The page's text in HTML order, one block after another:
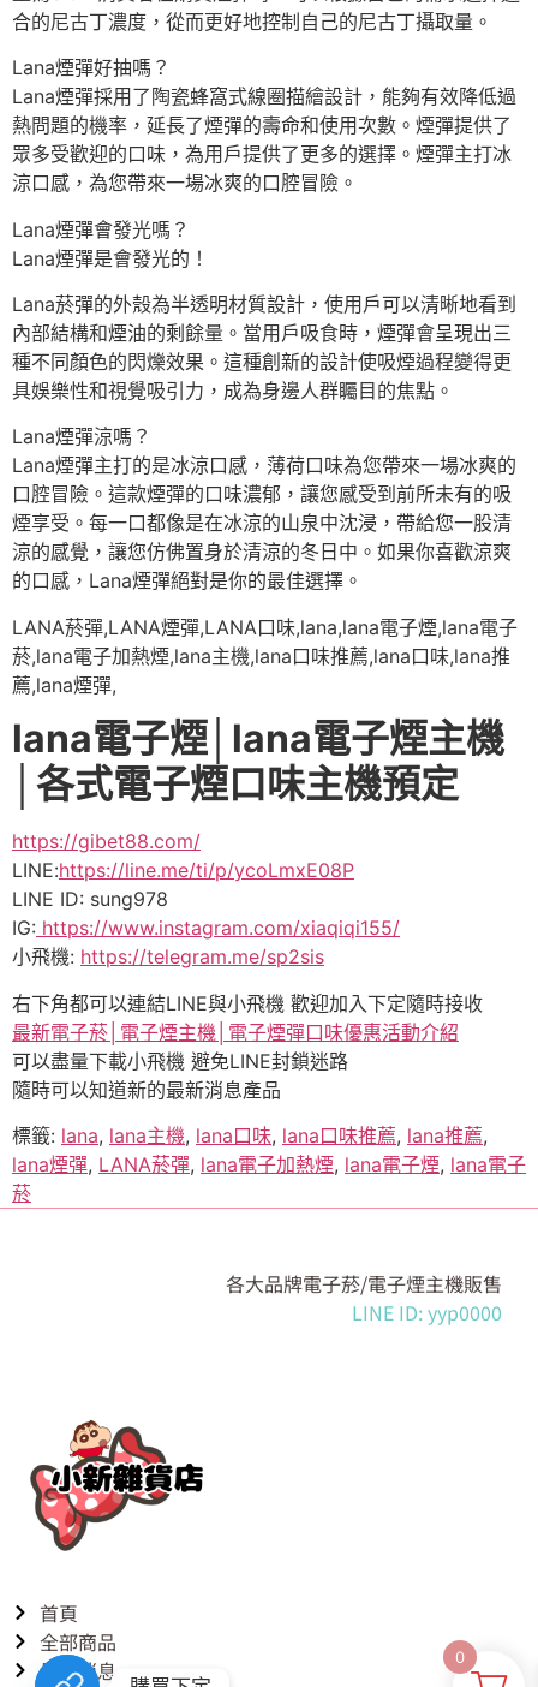
合的尼古丁濃度，從而更好地控制自己的尼古丁攝取量。
Lana煙彈好抽嗎？
Lana煙彈採用了陶瓷蜂窩式線圈描繪設計，能夠有效降低過
熱問題的機率，延長了煙彈的壽命和使用次數。煙彈提供了
眾多受歡迎的口味，為用戶提供了更多的選擇。煙彈主打冰
涼口感，為您帶來一場冰爽的口腔冒險。
Lana煙彈會發光嗎？
Lana煙彈是會發光的！
Lana菸彈的外殼為半透明材質設計，使用戶可以清晰地看到
內部結構和煙油的剩餘量。當用戶吸食時，煙彈會呈現出三
種不同顏色的閃爍效果。這種創新的設計使吸煙過程變得更
具娛樂性和視覺吸引力，成為身邊人群矚目的焦點。
Lana煙彈涼嗎？
Lana煙彈主打的是冰涼口感，薄荷口味為您帶來一場冰爽的
口腔冒險。這款煙彈的口味濃郁，讓您感受到前所未有的吸
煙享受。每一口都像是在冰涼的山泉中沈浸，帶給您一股清
涼的感覺，讓您仿佛置身於清涼的冬日中。如果你喜歡涼爽
的口感，Lana煙彈絕對是你的最佳選擇。
LANA菸彈,LANA煙彈,LANA口味,lana,lana電子煙,lana電子
菸,lana電子加熱煙,lana主機,lana口味推薦,lana口味,lana推
薦,lana煙彈,
lana電子煙│lana電子煙主機
│各式電子煙口味主機預定
https://gibet88.com/
LINE:https://line.me/ti/p/ycoLmxE08P
LINE ID: sung978
IG: https://www.instagram.com/xiaqiqi155/
小飛機: https://telegram.me/sp2sis
右下角都可以連結LINE與小飛機 歡迎加入下定隨時接收
最新電子菸│電子煙主機│電子煙彈口味優惠活動介紹
可以盡量下載小飛機 避免LINE封鎖迷路
隨時可以知道新的最新消息產品
標籤: lana, lana主機, lana口味, lana口味推薦, lana推薦,
lana煙彈, LANA菸彈, lana電子加熱煙, lana電子煙, lana電子
菸
各大品牌電子菸/電子煙主機販售
LINE ID: yyp0000
首頁
全部商品
最新消息
0